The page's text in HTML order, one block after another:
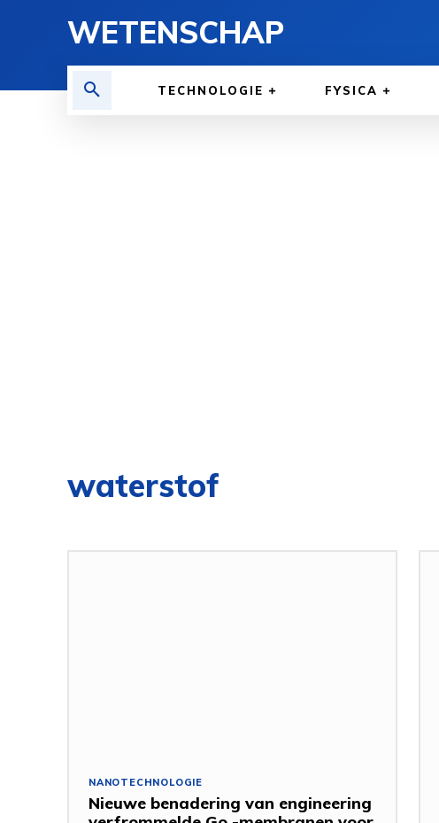
WETENSCHAP
TECHNOLOGIE FYSICA
waterstof
NANOTECHNOLOGIE
Nieuwe benadering van engineering